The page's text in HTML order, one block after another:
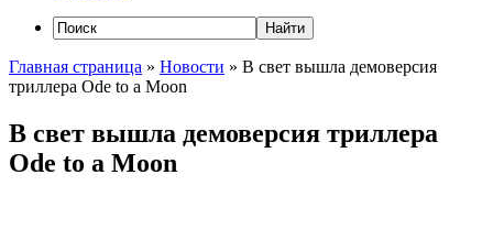
Главная страница » Новости » В свет вышла демоверсия
триллера Ode to a Moon
В свет вышла демоверсия триллера
Ode to a Moon